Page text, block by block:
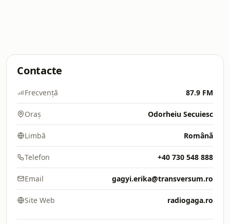
Contacte
Frecvență 87.9 FM
Oraș Odorheiu Secuiesc
Limbă Română
Telefon +40 730 548 888
Email gagyi.erika@transversum.ro
Site Web radiogaga.ro